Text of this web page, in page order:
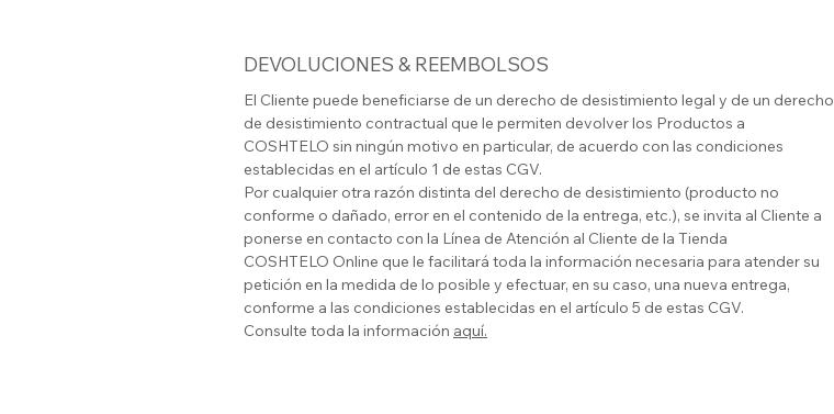
DEVOLUCIONES & REEMBOLSOS
El Cliente puede beneficiarse de un derecho de desistimiento legal y de un derecho
de desistimiento contractual que le permiten devolver los Productos a
COSHTELO sin ningún motivo en particular, de acuerdo con las condiciones
establecidas en el artículo 1 de estas CGV.
Por cualquier otra razón distinta del derecho de desistimiento (producto no
conforme o dañado, error en el contenido de la entrega, etc.), se invita al Cliente a
ponerse en contacto con la Línea de Atención al Cliente de la Tienda
COSHTELO Online que le facilitará toda la información necesaria para atender su
petición en la medida de lo posible y efectuar, en su caso, una nueva entrega,
conforme a las condiciones establecidas en el artículo 5 de estas CGV.
Consulte toda la información aquí.